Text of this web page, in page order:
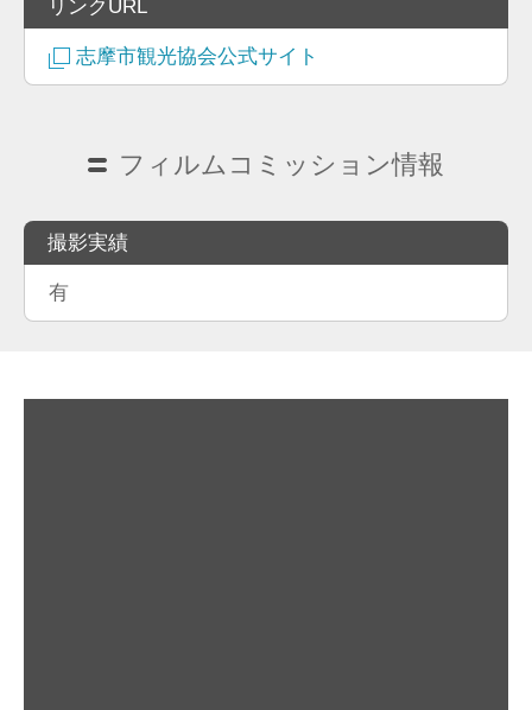
リンクURL
志摩市観光協会公式サイト
フィルムコミッション情報
撮影実績
有